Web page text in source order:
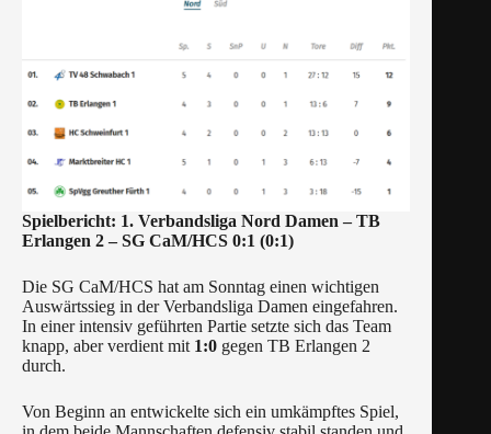
Spielbericht: 1. Verbandsliga Nord Damen – TB
Erlangen 2 – SG CaM/HCS 0:1 (0:1)
Die SG CaM/HCS hat am Sonntag einen wichtigen
Auswärtssieg in der Verbandsliga Damen eingefahren.
In einer intensiv geführten Partie setzte sich das Team
knapp, aber verdient mit 1:0 gegen TB Erlangen 2
durch.
Von Beginn an entwickelte sich ein umkämpftes Spiel,